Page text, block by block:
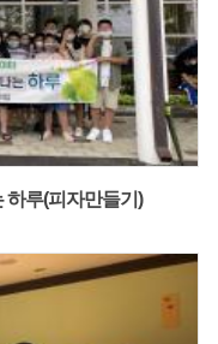
하루(피자만들기)